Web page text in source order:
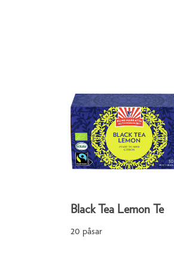
Black Tea Lemon Te
20 påsar